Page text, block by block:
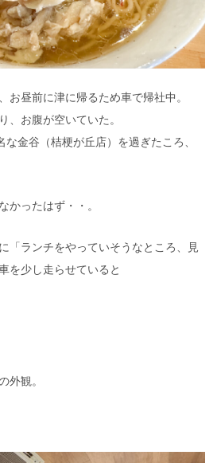
お昼前に津に帰るため車で帰社中。
、お腹が空いていた。
金谷（桔梗が丘店）を過ぎたころ、
かったはず・・。
「ランチをやっていそうなところ、見
を少し走らせていると
外観。